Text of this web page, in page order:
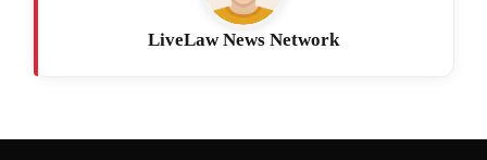
LiveLaw News Network